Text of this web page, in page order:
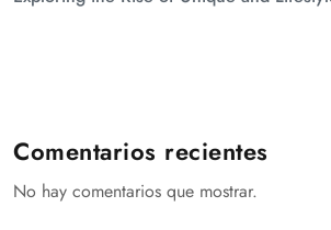
Comentarios recientes
No hay comentarios que mostrar.